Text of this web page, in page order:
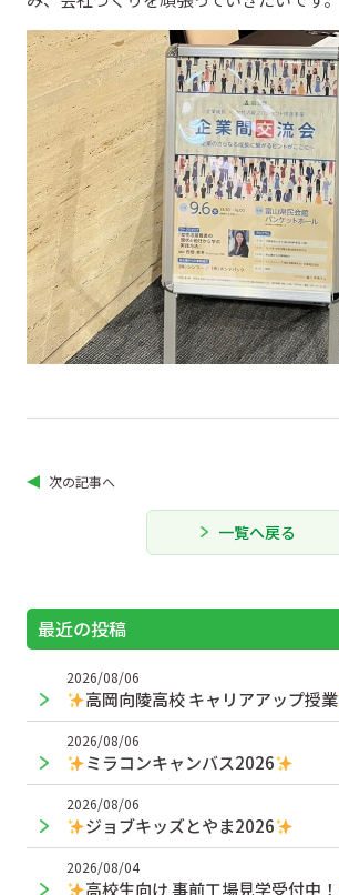
次の記事へ
一覧へ戻る
最近の投稿
高岡向陵高校 キャリアアップ授業
2026/08/06
ミラコンキャンバス2026
2026/08/06
ジョブキッズとやま2026
2026/08/06
高校生向け 事前工場見学受付中！
2026/08/04